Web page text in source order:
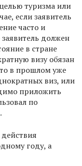
туризма или
если заявитель
часто и
должен
в стране
визу обязан
в прошлом уже
виз, или
приложить
по
.
году, а